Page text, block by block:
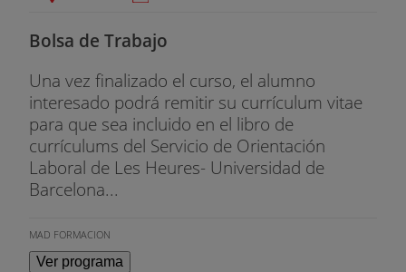
Bolsa de Trabajo
Una vez finalizado el curso, el alumno
interesado podrá remitir su currículum vitae
para que sea incluido en el libro de
currículums del Servicio de Orientación
Laboral de Les Heures- Universidad de
Barcelona...
MAD FORMACION
Ver programa